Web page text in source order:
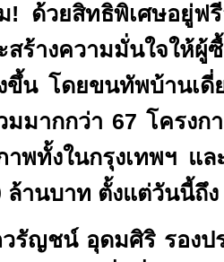
! ด้วยสิทธิพิเศษอยู่ฟ
สร้างความมั่นใจให้ผู้
ขึ้น โดยขนทัพบ้านเ
มากกว่า 67 โครงก
าพทั้งในกรุงเทพฯ แล
ล้านบาท ตั้งแต่วันนี้ถึง
รัญชน์ อุดมศิริ รองป